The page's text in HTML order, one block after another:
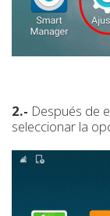
2.- Después de
seleccionar la